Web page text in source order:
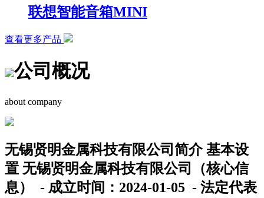
联想智能音箱MINI
查看更多产品
公司概况
about company
无锡贤明金属科技有限公司简介 基本设
置 无锡贤明金属科技有限公司（核心信
息） - 成立时间：2024-01-05 - 法定代表